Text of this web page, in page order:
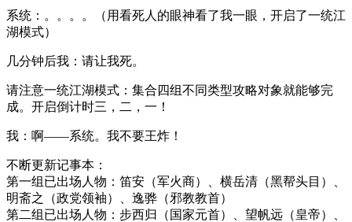
系统：。。。。（用看死人的眼神看了我一眼，开启了一统江
湖模式）
几分钟后我：请让我死。
请注意一统江湖模式：集合四组不同类型攻略对象就能够完
成。开启倒计时三，二，一！
我：啊——系统。我不要王炸！
不断更新记事本：
第一组已出场人物：笛安（军火商）、横岳清（黑帮头目）、
明斋之（政党领袖）、逸骅（邪教教首）
第二组已出场人物：步西归（国家元首）、望帆远（皇帝）、